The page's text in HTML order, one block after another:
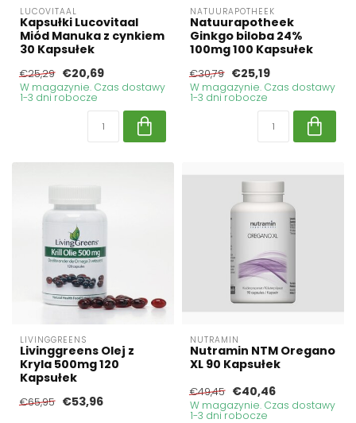
LUCOVITAAL
Kapsułki Lucovitaal
Miód Manuka z cynkiem
30 Kapsułek
€25,29 €20,69
W magazynie. Czas dostawy
1-3 dni robocze
NATUURAPOTHEEK
Natuurapotheek
Ginkgo biloba 24%
100mg 100 Kapsułek
€30,79 €25,19
W magazynie. Czas dostawy
1-3 dni robocze
LIVINGGREENS
Livinggreens Olej z
Kryla 500mg 120
Kapsułek
€65,95 €53,96
NUTRAMIN
Nutramin NTM Oregano
XL 90 Kapsułek
€49,45 €40,46
W magazynie. Czas dostawy
1-3 dni robocze